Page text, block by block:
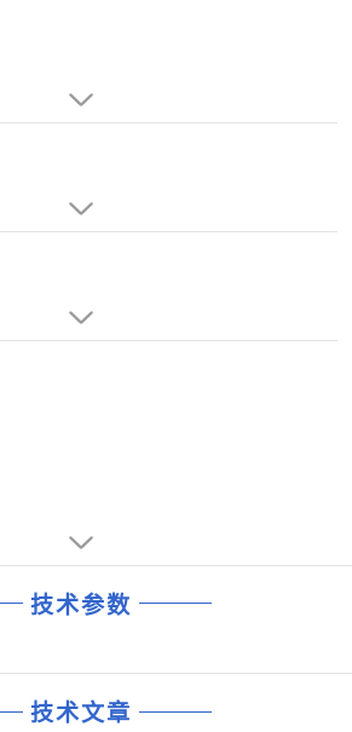
技术参数
技术文章